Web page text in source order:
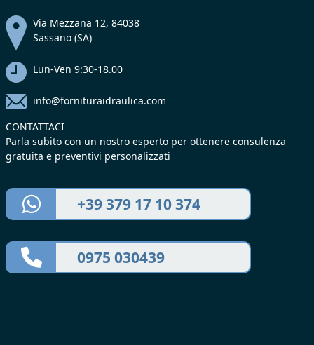
Via Mezzana 12, 84038
Sassano (SA)
Lun-Ven 9:30-18.00
info@fornituraidraulica.com
CONTATTACI
Parla subito con un nostro esperto per ottenere consulenza
gratuita e preventivi personalizzati
+39 379 17 10 374
0975 030439